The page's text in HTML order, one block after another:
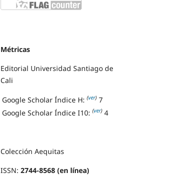
Métricas
Editorial Universidad Santiago de
Cali
Google Scholar Índice H: (ver) 7
Google Scholar Índice I10: (ver) 4
Colección Aequitas
ISSN: 2744-8568 (en línea)